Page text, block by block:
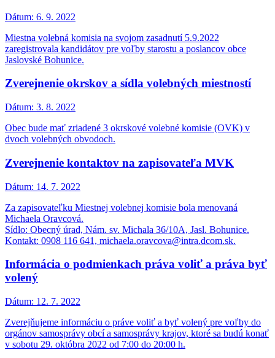
Dátum: 6. 9. 2022
Miestna volebná komisia na svojom zasadnutí 5.9.2022
zaregistrovala kandidátov pre voľby starostu a poslancov obce
Jaslovské Bohunice.
Zverejnenie okrskov a sídla volebných miestností
Dátum: 3. 8. 2022
Obec bude mať zriadené 3 okrskové volebné komisie (OVK) v
dvoch volebných obvodoch.
Zverejnenie kontaktov na zapisovateľa MVK
Dátum: 14. 7. 2022
Za zapisovateľku Miestnej volebnej komisie bola menovaná
Michaela Oravcová.
Sídlo: Obecný úrad, Nám. sv. Michala 36/10A, Jasl. Bohunice.
Kontakt: 0908 116 641, michaela.oravcova@intra.dcom.sk.
Informácia o podmienkach práva voliť a práva byť
volený
Dátum: 12. 7. 2022
Zverejňujeme informáciu o práve voliť a byť volený pre voľby do
orgánov samosprávy obcí a samosprávy krajov, ktoré sa budú konať
v sobotu 29. októbra 2022 od 7:00 do 20:00 h.